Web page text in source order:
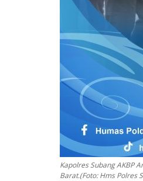
Kapolres Subang AKBP
Barat.(Foto: Hms Polres